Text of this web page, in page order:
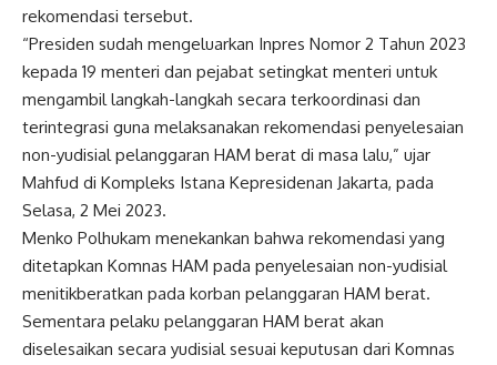
rekomendasi tersebut.
“Presiden sudah mengeluarkan Inpres Nomor 2 Tahun 2023
kepada 19 menteri dan pejabat setingkat menteri untuk
mengambil langkah-langkah secara terkoordinasi dan
terintegrasi guna melaksanakan rekomendasi penyelesaian
non-yudisial pelanggaran HAM berat di masa lalu,” ujar
Mahfud di Kompleks Istana Kepresidenan Jakarta, pada
Selasa, 2 Mei 2023.
Menko Polhukam menekankan bahwa rekomendasi yang
ditetapkan Komnas HAM pada penyelesaian non-yudisial
menitikberatkan pada korban pelanggaran HAM berat.
Sementara pelaku pelanggaran HAM berat akan
diselesaikan secara yudisial sesuai keputusan dari Komnas